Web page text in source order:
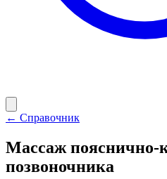
← Справочник
Массаж пояснично-
позвоночника